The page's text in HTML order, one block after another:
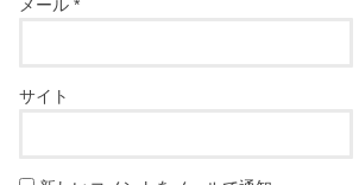
メール*
サイト